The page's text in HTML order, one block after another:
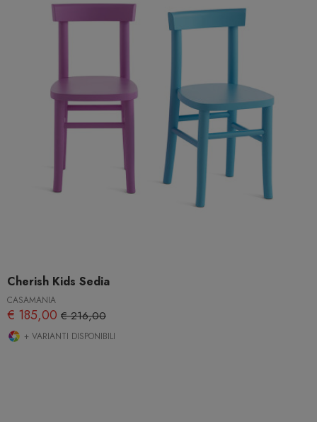
Cherish Kids Sedia
CASAMANIA
€ 185,00 € 216,00
+ VARIANTI DISPONIBILI